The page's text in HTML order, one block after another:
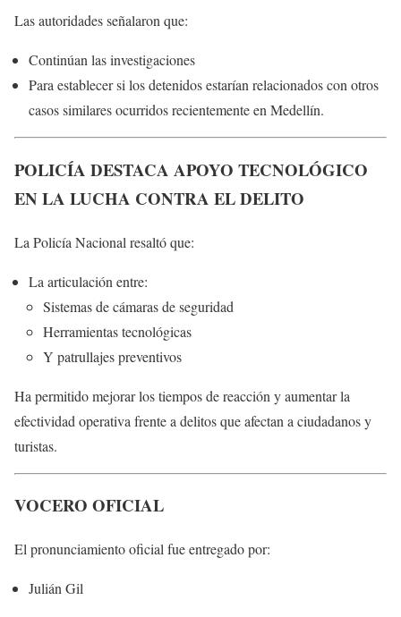
Las autoridades señalaron que:
Continúan las investigaciones
Para establecer si los detenidos estarían relacionados con otros
casos similares ocurridos recientemente en Medellín.
POLICÍA DESTACA APOYO TECNOLÓGICO
EN LA LUCHA CONTRA EL DELITO
La Policía Nacional resaltó que:
La articulación entre:
Sistemas de cámaras de seguridad
Herramientas tecnológicas
Y patrullajes preventivos
Ha permitido mejorar los tiempos de reacción y aumentar la
efectividad operativa frente a delitos que afectan a ciudadanos y
turistas.
VOCERO OFICIAL
El pronunciamiento oficial fue entregado por:
Julián Gil